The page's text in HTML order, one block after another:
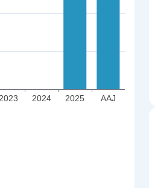
2023 2024 2025 AAJ